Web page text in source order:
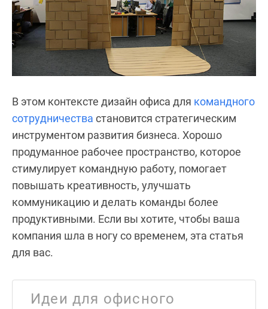
В этом контексте дизайн офиса для командного
сотрудничества становится стратегическим
инструментом развития бизнеса. Хорошо
продуманное рабочее пространство, которое
стимулирует командную работу, помогает
повышать креативность, улучшать
коммуникацию и делать команды более
продуктивными. Если вы хотите, чтобы ваша
компания шла в ногу со временем, эта статья
для вас.
Идеи для офисного